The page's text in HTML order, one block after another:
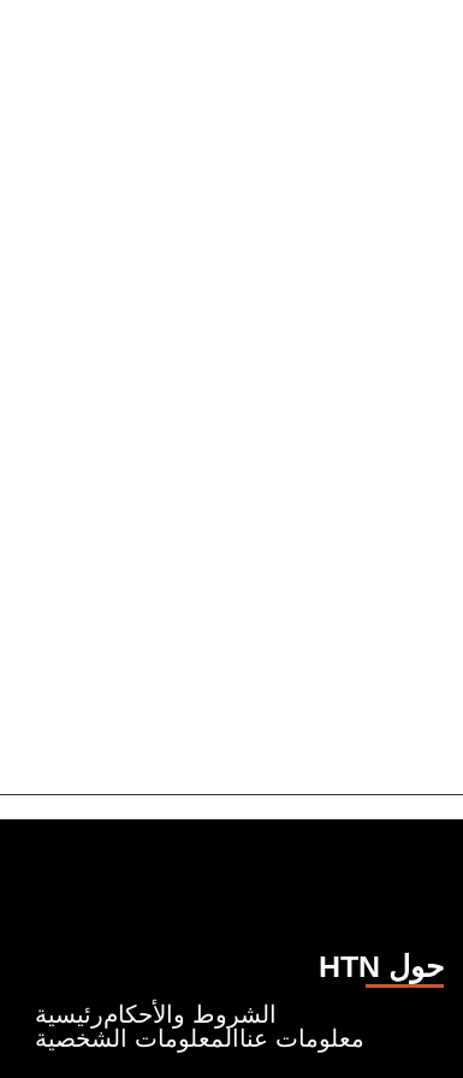
HTN حول
رئيسيةالشروط والأحكام
المعلومات الشخصية معلومات عنا